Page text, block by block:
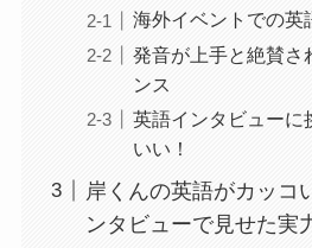
海外イベントでの英
発音が上手と絶賛さ
ンス
英語インタビューに
いい！
岸くんの英語がカッコ
ンタビューで見せた